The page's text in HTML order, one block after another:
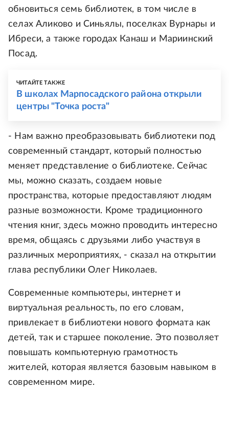
обновиться семь библиотек, в том числе в
селах Аликово и Синьялы, поселках Вурнары и
Ибреси, а также городах Канаш и Мариинский
Посад.
ЧИТАЙТЕ ТАКЖЕ
В школах Марпосадского района открыли
центры "Точка роста"
- Нам важно преобразовывать библиотеки под
современный стандарт, который полностью
меняет представление о библиотеке. Сейчас
мы, можно сказать, создаем новые
пространства, которые предоставляют людям
разные возможности. Кроме традиционного
чтения книг, здесь можно проводить интересно
время, общаясь с друзьями либо участвуя в
различных мероприятиях, - сказал на открытии
глава республики Олег Николаев.
Современные компьютеры, интернет и
виртуальная реальность, по его словам,
привлекает в библиотеки нового формата как
детей, так и старшее поколение. Это позволяет
повышать компьютерную грамотность
жителей, которая является базовым навыком в
современном мире.